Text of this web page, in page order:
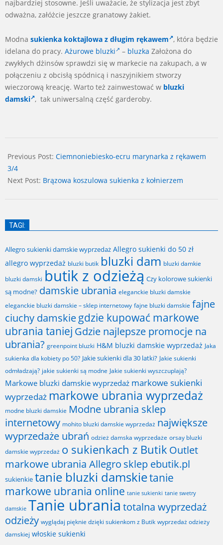
najbardziej stosowne. Jeśli uważacie, że stylizacja jest zbyt
odważna, załóżcie jeszcze granatowy żakiet.
Modna sukienka koktajlowa z długim rękawem , która będzie
idelana do pracy. Ażurowe bluzki – bluzka Założona do
zwykłych dżinsów sprawdzi się w markecie na zakupach, a w
połączeniu z obcisłą spódnicą i naszyjnikiem stworzy
wieczorową kreację. Warto też zainwestować w bluzki
damski , tak uniwersalną część garderoby.
07-
10
Previous Post: Ciemnoniebiesko-ecru marynarka z rękawem
3/4
Next Post: Brązowa koszulowa sukienka z kołnierzem
TAGI:
Allegro sukienki damskie wyprzedaż Allegro sukienki do 50 zł
allegro wyprzedaż bluzki butik bluzki dam bluzki damkie
bluzki damski butik z odzieżą Czy kolorowe sukienki
są modne? damskie ubrania eleganckie bluzki damskie
eleganckie bluzki damskie – sklep internetowy fajne bluzki damskie fajne
ciuchy damskiegdzie kupować markowe
ubrania taniej Gdzie najlepsze promocje na
ubrania? greenpoint bluzki H&M bluzki damskie wyprzedaż Jaka
sukienka dla kobiety po 50? Jakie sukienki dla 30 latki? Jakie sukienki
odmładzają? jakie sukienki są modne Jakie sukienki wyszczuplają?
Markowe bluzki damskie wyprzedaż markowe sukienki
wyprzedaż markowe ubrania wyprzedaż
modne bluzki damskie Modne ubrania sklep
internetowy mohito bluzki damskie wyprzedaż największe
wyprzedaże ubrań odzież damska wyprzedaże orsay bluzki
damskie wyprzedaż o sukienkach z Butik Outlet
markowe ubrania Allegro sklep ebutik.pl
sukienkie tanie bluzki damskietanie
markowe ubrania online tanie sukienki tanie swetry
damskie Tanie ubrania totalna wyprzedaż
odzieży wyglądaj pięknie dzięki sukienkom z Butik wyprzedaż odzieży
damskiej włoskie sukienki